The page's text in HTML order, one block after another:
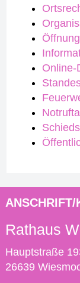
Online-
ANSCHRIFT/
Rathaus
Hauptstraße
26639